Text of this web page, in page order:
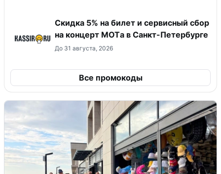
Скидка 5% на билет и сервисный сбор
на концерт MOTа в Санкт-Петербурге
До 31 августа, 2026
Все промокоды